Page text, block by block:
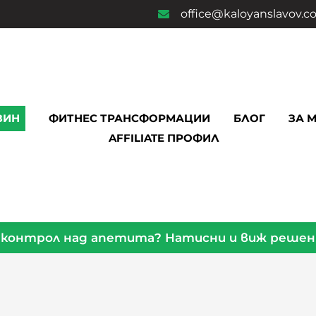
ФИТНЕС ТРАНСФОРМАЦИИ БЛОГ ЗА
AFFILIATE ПРОФИЛ
над апетита? Натисни и виж